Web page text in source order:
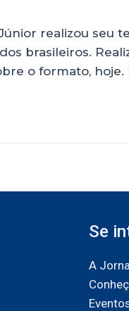
realizou seu
brasileiros.
o formato, hoje.
Se
A